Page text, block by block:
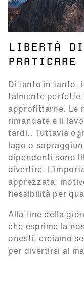
LIBERTÀ
Di tanto in tanto,
talmente perfette
approfittarne. Le
rimandate e il
tardi.. Tuttavia
lago o
dipendenti sono
divertire.
apprezzata,
flessibilità per
Alla fine della
che esprime la
onesti, creiamo
per divertirsi al